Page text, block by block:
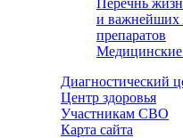
Перечнь
и важнейших
препаратов
Диагностический
Центр здоровья
Участникам СВО
Карта сайта